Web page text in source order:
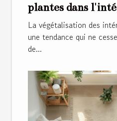
plantes dans
conseils et
La végétalisation des
une tendance qui ne
de...